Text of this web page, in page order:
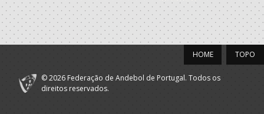
TOPO
HOME
© 2026 Federação de Andebol de Portugal. Todos os
direitos reservados.